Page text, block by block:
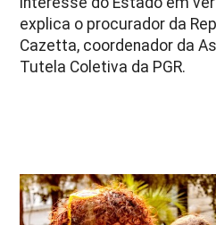
explica o procurador da
Cazetta, coordenador da
Tutela Coletiva da PGR.